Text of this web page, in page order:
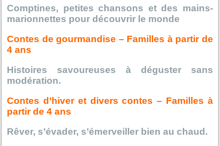
Comptines, petites chansons et des mains-
marionnettes pour découvrir le monde
Contes de gourmandise – Familles à partir de
4 ans
Histoires savoureuses à déguster sans
modération.
Contes d’hiver et divers contes – Familles à
partir de 4 ans
Rêver, s’évader, s’émerveiller bien au chaud.